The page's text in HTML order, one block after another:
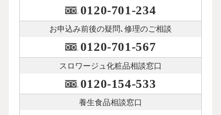
0120-701-234
お申込み前後の疑問､修理のご相談
0120-701-567
スロワージュ化粧品相談窓口
0120-154-533
養生食品相談窓口